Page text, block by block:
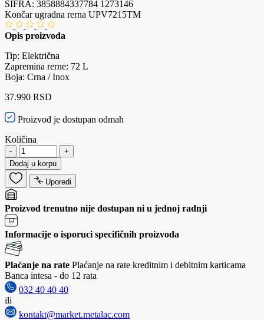
ŠIFRA: 3858884337784 1273146
Končar ugradna rerna UPV7215TM
Opis proizvoda
Tip: Električna
Zapremina rerne: 72 L
Boja: Crna / Inox
37.990 RSD
Proizvod je dostupan odmah
Količina
-
+
Dodaj u korpu
Uporedi
Proizvod trenutno nije dostupan ni u jednoj radnji
Informacije o isporuci specifičnih proizvoda
Plaćanje na rate Plaćanje na rate kreditnim i debitnim karticama
Banca intesa - do 12 rata
032 40 40 40
ili
kontakt@market.metalac.com